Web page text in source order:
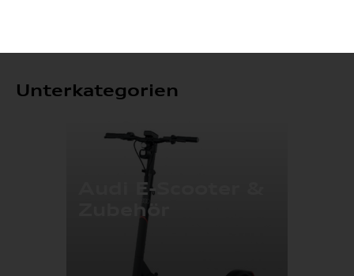
Unterkategorien
Audi E-Scooter &
Zubehör